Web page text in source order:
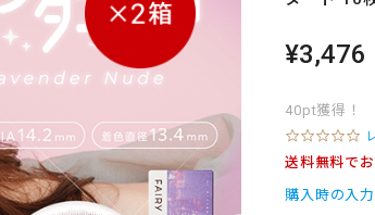
¥3,476
40pt獲得！
0
.
0
s
送料無料で
購入時の入